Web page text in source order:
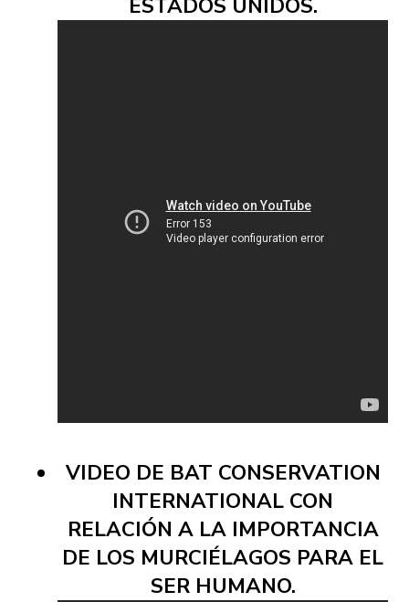
ESTADOS UNIDOS.
VIDEO DE BAT CONSERVATION
INTERNATIONAL CON
RELACIÓN A LA IMPORTANCIA
DE LOS MURCIÉLAGOS PARA EL
SER HUMANO.